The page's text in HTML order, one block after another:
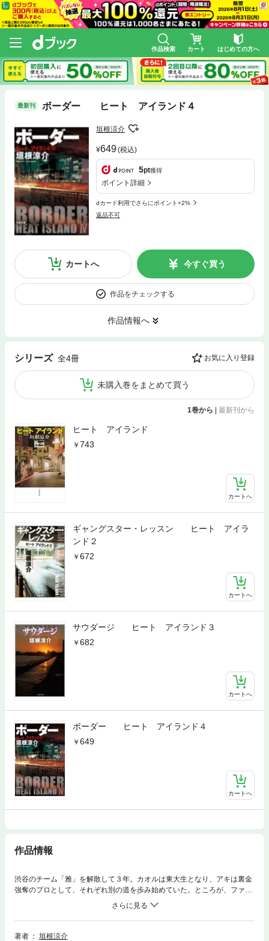
作品検索 カート はじめての方へ
最新刊 ボーダー ヒート アイランド４
垣根涼介
649(税込)
5pt獲得
ポイント詳細
dカード利用でさらにポイント+2%
返品不可
カートへ 今すぐ買う
作品をチェックする
作品情報へ
シリーズ 全4冊 お気に入り登録
未購入巻をまとめて買う
1巻から 最新刊から
ヒート アイランド
743
カートへ
ギャングスター・レッスン ヒート アイラ
ンド２
672
カートへ
サウダージ ヒート アイランド３
682
カートへ
ボーダー ヒート アイランド４
649
カートへ
作品情報
渋谷のチーム「雅」を解散して３年。カオルは東大生となり、アキは裏金
強奪のプロとして、それぞれ別の道を歩み始めていた。ところが、ファイ
トパーティを模したイベントを見たという級友の話を聞き、カオルは愕然
とする。あろうことか主催者は「雅」の名を騙っていたのだ。過去の発覚
を恐れたカオルはアキに接触するが……。一気読み必至の大人気クライム
ノベルシリーズ、「ヒート アイランド」第４弾！
著者
垣根涼介